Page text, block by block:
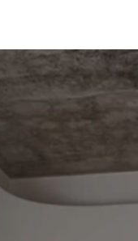
Опции
выбрать